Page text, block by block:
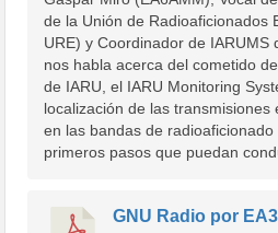
de la Unión de Radioaficionados
URE) y Coordinador de IARUMS
nos habla acerca del cometido
de IARU, el IARU Monitoring
localización de las
en las bandas de
primeros pasos que puedan
GNU Radio por